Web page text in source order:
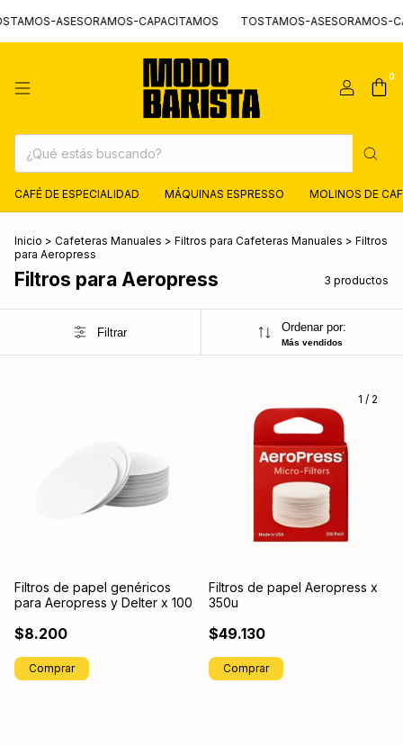
ASESORAMOS-CAPACITAMOS TOSTAMOS-ASESORAMOS-
0
CAFÉ DE ESPECIALIDAD MÁQUINAS ESPRESSO MOLINOS DE
Inicio > Cafeteras Manuales > Filtros para Cafeteras Manuales > Filtros
para Aeropress
Filtros para Aeropress 3 productos
Filtrar Ordenar por:
Más vendidos
Filtros de papel genéricos
para Aeropress y Delter x 100
$8.200
1 / 2
Filtros de papel Aeropress x
350u
$49.130